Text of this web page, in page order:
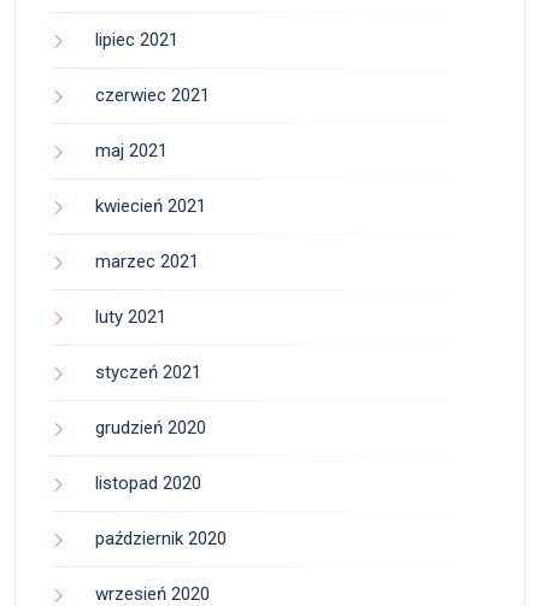
lipiec 2021
czerwiec 2021
maj 2021
kwiecień 2021
marzec 2021
luty 2021
styczeń 2021
grudzień 2020
listopad 2020
październik 2020
wrzesień 2020